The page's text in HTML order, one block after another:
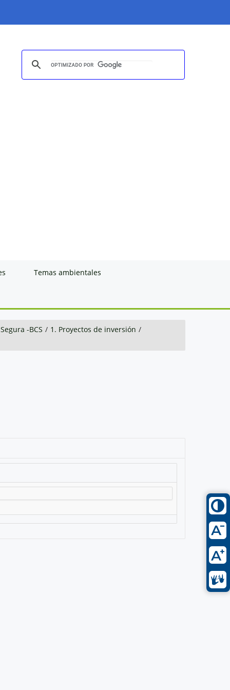
Temas ambientales
-BCS / 1. Proyectos de inversión /